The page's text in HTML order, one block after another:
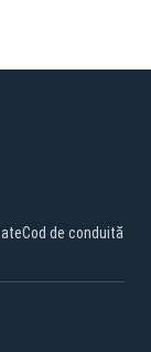
Cod de conduită